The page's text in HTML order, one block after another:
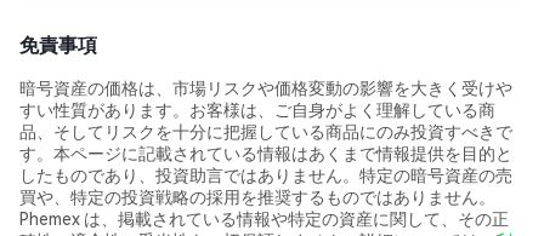
免責事項
暗号資産の価格は、市場リスクや価格変動の影響を大きく受けや
すい性質があります。お客様は、ご自身がよく理解している商
品、そしてリスクを十分に把握している商品にのみ投資すべきで
す。本ページに記載されている情報はあくまで情報提供を目的と
したものであり、投資助言ではありません。特定の暗号資産の売
買や、特定の投資戦略の採用を推奨するものではありません。
Phemex は、掲載されている情報や特定の資産に関して、その正